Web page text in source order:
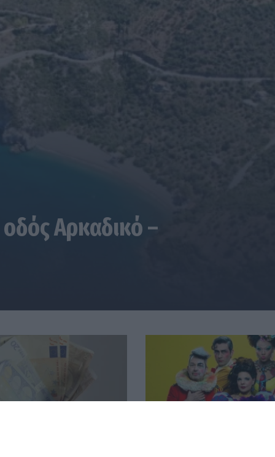
Αρκαδικό –